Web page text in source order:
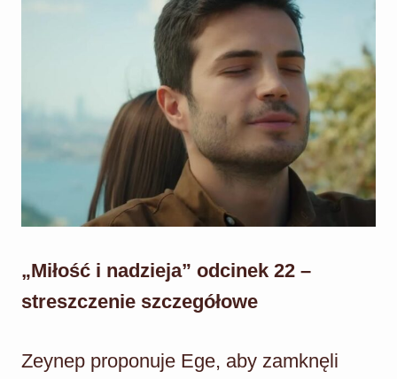
„Miłość i nadzieja” odcinek 22 –
streszczenie szczegółowe
Zeynep proponuje Ege, aby zamknęli